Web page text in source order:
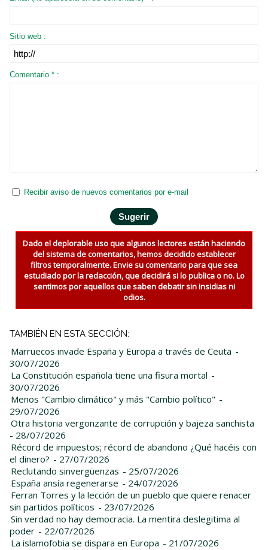
Sitio web :
Comentario * :
Recibir aviso de nuevos comentarios por e-mail
Dado el deplorable uso que algunos lectores están haciendo
del sistema de comentarios, hemos decidido establecer
filtros temporalmente. Envie su comentario para que sea
estudiado por la redacción, que decidirá si lo publica o no. Lo
sentimos por aquellos que saben debatir sin insidias ni
odios.
TAMBIÉN EN ESTA SECCIÓN:
Marruecos invade España y Europa a través de Ceuta -
30/07/2026
La Constitución española tiene una fisura mortal -
30/07/2026
Menos "Cambio climático" y más "Cambio político" -
29/07/2026
Otra historia vergonzante de corrupción y bajeza sanchista
- 28/07/2026
Récord de impuestos; récord de abandono ¿Qué hacéis con
el dinero? - 27/07/2026
Reclutando sinvergüenzas - 25/07/2026
España ansía regenerarse - 24/07/2026
Ferran Torres y la lección de un pueblo que quiere renacer
sin partidos políticos - 23/07/2026
Sin verdad no hay democracia. La mentira deslegitima al
poder - 22/07/2026
La islamofobia se dispara en Europa - 21/07/2026